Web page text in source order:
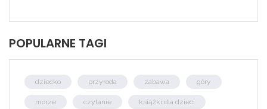
POPULARNE TAGI
dziecko przyroda zabawa góry
morze czytanie książki dla dzieci